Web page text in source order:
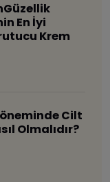
En İyi
Krem
Cilt
Olmalıdır?